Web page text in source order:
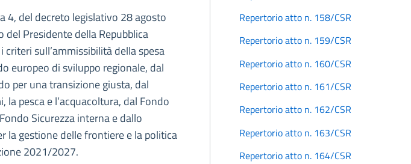
4, del decreto legislativo 28 agosto
Presidente della Repubblica
sull’ammissibilità della spesa
europeo di sviluppo regionale, dal
per una transizione giusta, dal
pesca e l’acquacoltura, dal Fondo
Sicurezza interna e dallo
la gestione delle frontiere e la politica
2021/2027.
Repertorio atto n. 158/CSR
Repertorio atto n. 159/CSR
Repertorio atto n. 160/CSR
Repertorio atto n. 161/CSR
Repertorio atto n. 162/CSR
Repertorio atto n. 163/CSR
Repertorio atto n. 164/CSR